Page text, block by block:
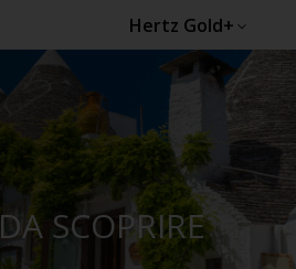
Hertz Gold+
DA SCOPRIRE